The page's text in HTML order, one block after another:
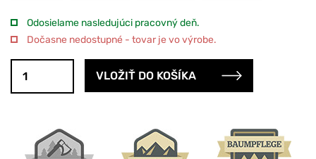
Odosielame nasledujúci pracovný deň.
Dočasne nedostupné - tovar je vo výrobe.